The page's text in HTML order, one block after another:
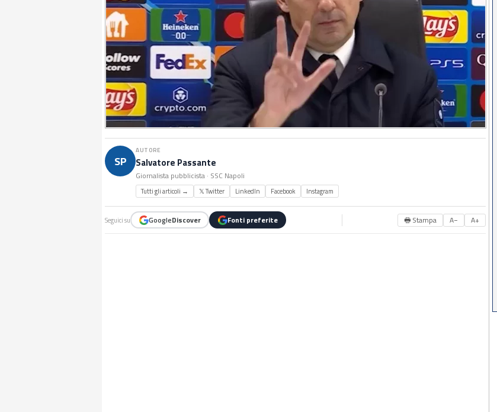
SP
AUTORE
Salvatore Passante
Giornalista pubblicista · SSC Napoli
Tutti gli articoli → 𝕏 Twitter LinkedIn Facebook Instagram
Seguici su GoogleDiscover Fonti preferite 🖶 Stampa A− A+